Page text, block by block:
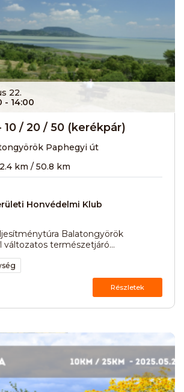
22.
- 14:00
10 / 20 / 50 (kerékpár)
Paphegyi út
km / 50.8 km
Honvédelmi Klub
Balatongyörök
változatos természetjáró...
Részletek